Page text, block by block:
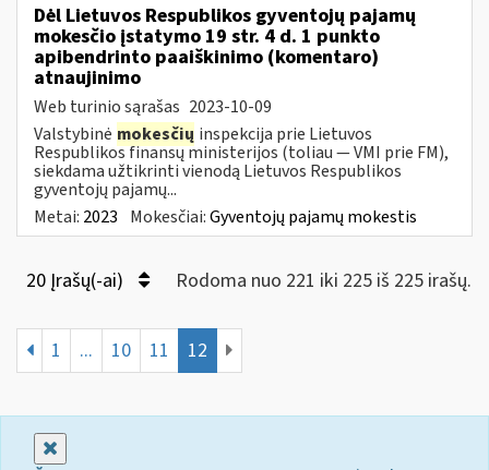
Dėl Lietuvos Respublikos gyventojų pajamų
mokesčio įstatymo 19 str. 4 d. 1 punkto
apibendrinto paaiškinimo (komentaro)
atnaujinimo
Web turinio sąrašas 2023-10-09
Valstybinė mokesčių inspekcija prie Lietuvos
Respublikos finansų ministerijos (toliau — VMI prie FM),
siekdama užtikrinti vienodą Lietuvos Respublikos
gyventojų pajamų...
Metai: 2023 Mokesčiai:Gyventojų pajamų mokestis
20 Įrašų(-ai) Rodoma nuo 221 iki 225 iš 225 irašų.
1 ... 10 11 12